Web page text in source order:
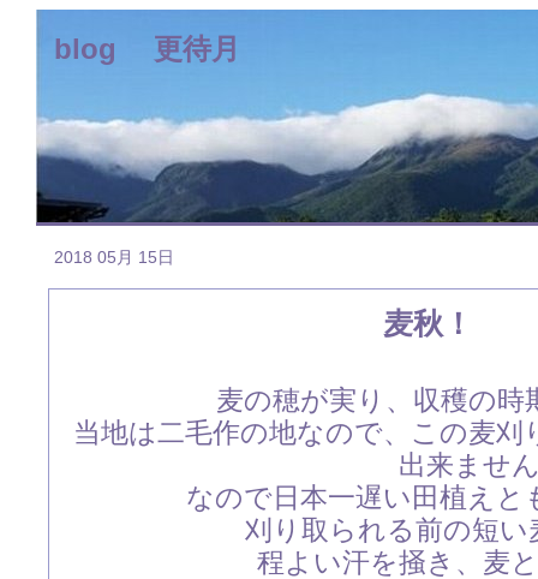
blog 更待月
2018 05月 15日
麦秋！
麦の穂が実り、収穫の時
当地は二毛作の地なので、この麦
出来ませ
なので日本一遅い田植えと
刈り取られる前の短い
程よい汗を掻き、麦